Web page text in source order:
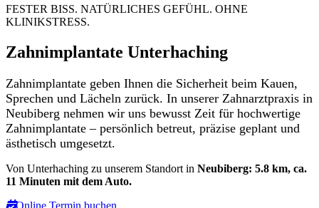
FESTER BISS. NATÜRLICHES GEFÜHL. OHNE
KLINIKSTRESS.
Zahnimplantate Unterhaching
Zahnimplantate geben Ihnen die Sicherheit beim Kauen,
Sprechen und Lächeln zurück. In unserer Zahnarztpraxis in
Neubiberg nehmen wir uns bewusst Zeit für hochwertige
Zahnimplantate – persönlich betreut, präzise geplant und
ästhetisch umgesetzt.
Von Unterhaching zu unserem Standort in Neubiberg: 5.8 km, ca.
11 Minuten mit dem Auto.
Online Termin buchen